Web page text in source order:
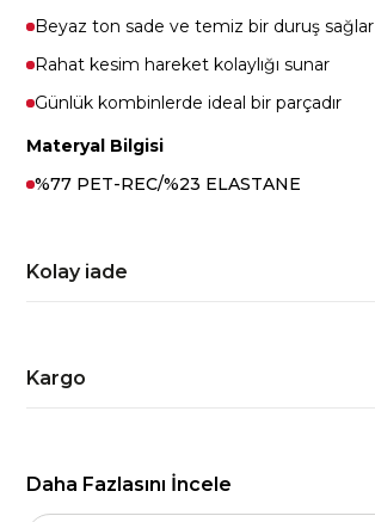
Beyaz ton sade ve temiz bir duruş sağlar
Rahat kesim hareket kolaylığı sunar
Günlük kombinlerde ideal bir parçadır
Materyal Bilgisi
%77 PET-REC/%23 ELASTANE
Kolay iade
Kargo
Daha Fazlasını İncele